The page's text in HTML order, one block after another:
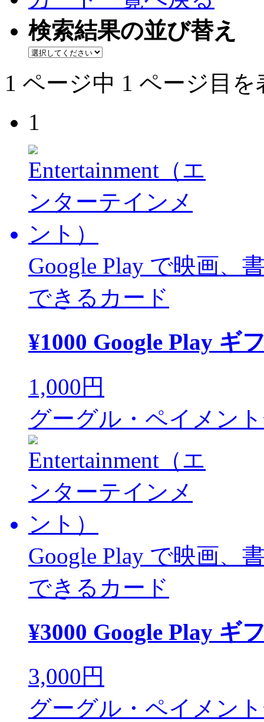
検索結果の並び替え
1 ページ中 1 ページ目
1
Google Play で映画、
できるカード
¥1000 Google Play ギ
1,000円
グーグル・ペイメン
Google Play で映画、
できるカード
¥3000 Google Play ギ
3,000円
グーグル・ペイメン